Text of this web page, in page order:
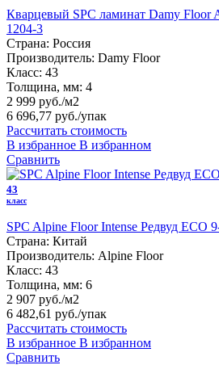
Кварцевый SPC ламинат Damy Floor
1204-3
Страна: Россия
Производитель: Damy Floor
Класс: 43
Толщина, мм: 4
2 999 руб./м2
6 696,77 руб./упак
Рассчитать стоимость
В избранное В избранном
Сравнить
43
класс
SPC Alpine Floor Intense Редвуд ECO
Страна: Китай
Производитель: Alpine Floor
Класс: 43
Толщина, мм: 6
2 907 руб./м2
6 482,61 руб./упак
Рассчитать стоимость
В избранное В избранном
Сравнить